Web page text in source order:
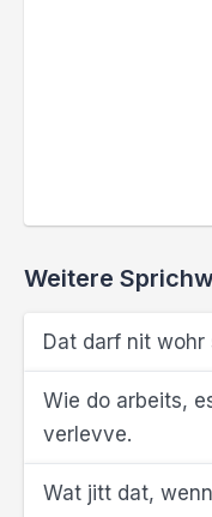
Weitere
Dat darf nit wohr
Wie do arbeits,
verlevve.
Wat jitt dat,